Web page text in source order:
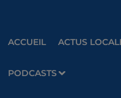
ACCUEIL ACTUS
PODCASTS